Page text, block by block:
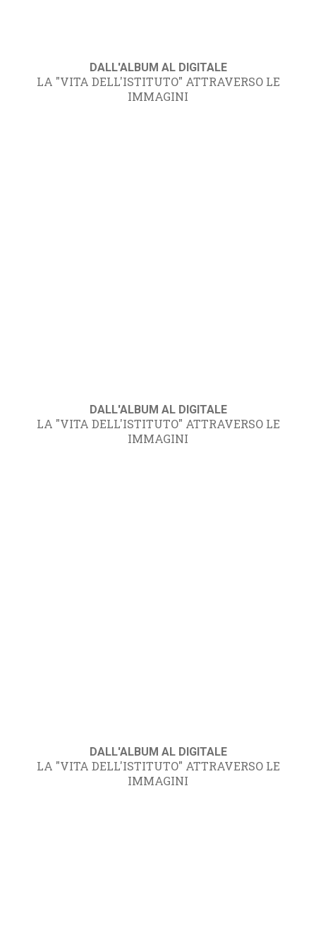
DALL'ALBUM AL DIGITALE
LA "VITA DELL'ISTITUTO" ATTRAVERSO LE
IMMAGINI
DALL'ALBUM AL DIGITALE
LA "VITA DELL'ISTITUTO" ATTRAVERSO LE
IMMAGINI
DALL'ALBUM AL DIGITALE
LA "VITA DELL'ISTITUTO" ATTRAVERSO LE
IMMAGINI